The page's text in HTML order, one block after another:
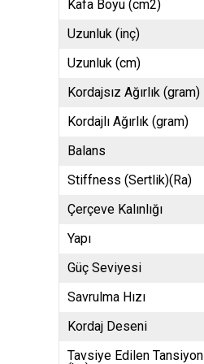
Kafa Boyu (cm2)
Uzunluk (inç)
Uzunluk (cm)
Kordajsız Ağırlık (gram)
Kordajlı Ağırlık (gram)
Balans
Stiffness (Sertlik)(Ra)
Çerçeve Kalınlığı
Yapı
Güç Seviyesi
Savrulma Hızı
Kordaj Deseni
Tavsiye Edilen Tansiyon